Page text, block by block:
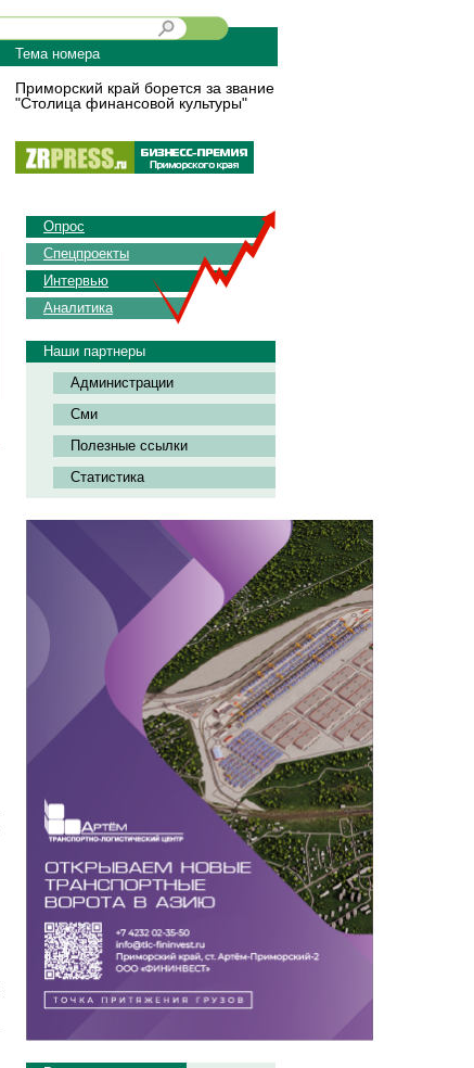
Тема номера
Приморский край борется за звание
"Столица финансовой культуры"
Опрос
Спецпроекты
Интервью
Аналитика
Наши партнеры
Администрации
Сми
Полезные ссылки
Статистика